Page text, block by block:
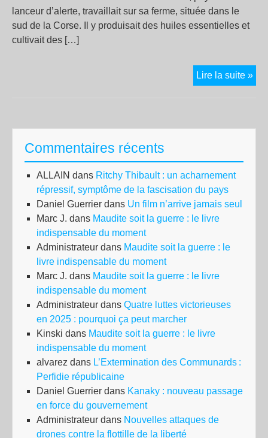
lanceur d’alerte, travaillait sur sa ferme, située dans le
sud de la Corse. Il y produisait des huiles essentielles et
cultivait des […]
Lire la suite »
:
Commentaires récents
ALLAIN dans Ritchy Thibault : un acharnement
répressif, symptôme de la fascisation du pays
Daniel Guerrier dans Un film n’arrive jamais seul
Marc J. dans Maudite soit la guerre : le livre
indispensable du moment
Administrateur dans Maudite soit la guerre : le
livre indispensable du moment
Marc J. dans Maudite soit la guerre : le livre
indispensable du moment
Administrateur dans Quatre luttes victorieuses
en 2025 : pourquoi ça peut marcher
Kinski dans Maudite soit la guerre : le livre
indispensable du moment
alvarez dans L’Extermination des Communards :
Perfidie républicaine
Daniel Guerrier dans Kanaky : nouveau passage
en force du gouvernement
Administrateur dans Nouvelles attaques de
drones contre la flottille de la liberté